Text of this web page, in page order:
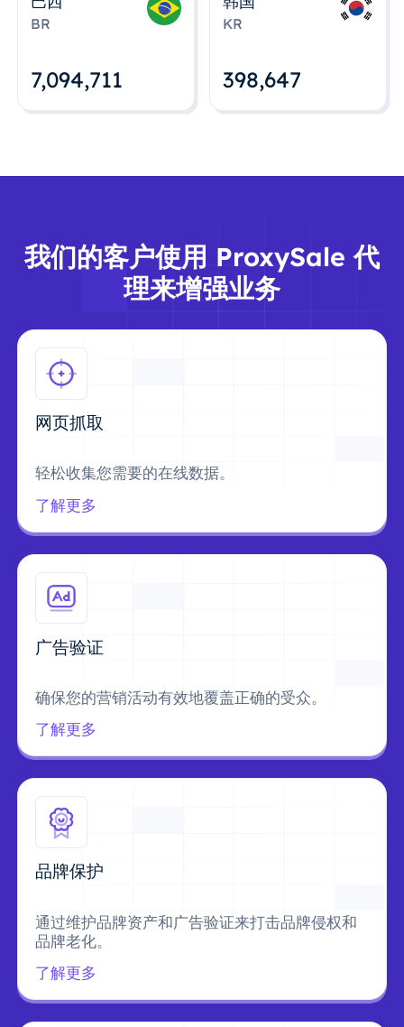
BR
7,094,712
KR
398,648
我们的客户使用 ProxySale 代
理来增强业务
网页抓取
轻松收集您需要的在线数据。
了解更多
广告验证
确保您的营销活动有效地覆盖正确的受众。
了解更多
品牌保护
通过维护品牌资产和广告验证来打击品牌侵权和
品牌老化。
了解更多